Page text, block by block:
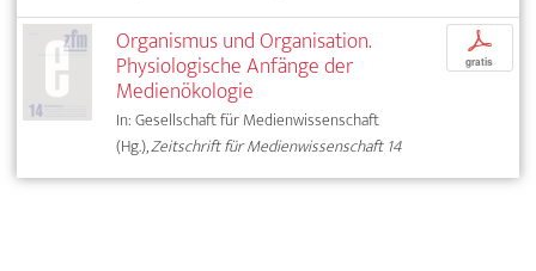
Organismus und Organisation.
Physiologische Anfänge der
Medienökologie
In: Gesellschaft für Medienwissenschaft
(Hg.),Zeitschrift für Medienwissenschaft 14
p
gratis